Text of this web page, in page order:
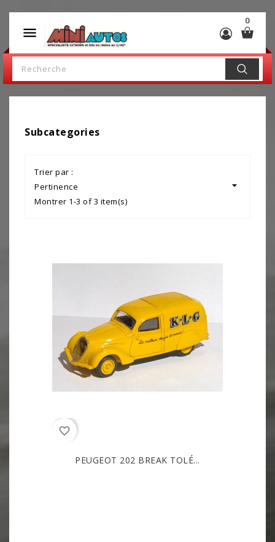

0
Subcategories
Trier par :
Pertinence

Montrer 1-3 of 3 item(s)
favorite_border
PEUGEOT 202 BREAK TOLÉ...